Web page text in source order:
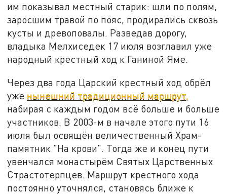
им показывал местный старик: шли по полям,
заросшим травой по пояс, продирались сквозь
кусты и древоповалы. Разведав дорогу,
владыка Мелхиседек 17 июля возглавил уже
народный крестный ход к Ганиной Яме.
Через два года Царский крестный ход обрёл
уже нынешний традиционный маршрут,
набирая с каждым годом всё больше и больше
участников. В 2003-м в начале этого пути 16
июля был освящён величественный Храм-
памятник "На крови". Тогда же и конец пути
увенчался монастырём Святых Царственных
Страстотерпцев. Маршрут крестного хода
постоянно уточнялся, становясь ближе к